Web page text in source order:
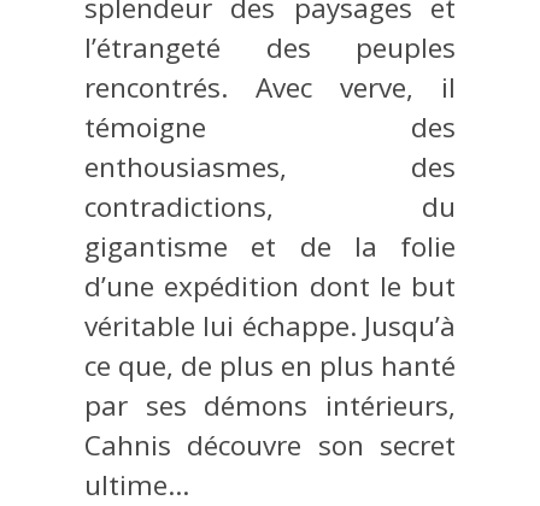
splendeur des paysages et
l’étrangeté des peuples
rencontrés. Avec verve, il
témoigne des
enthousiasmes, des
contradictions, du
gigantisme et de la folie
d’une expédition dont le but
véritable lui échappe. Jusqu’à
ce que, de plus en plus hanté
par ses démons intérieurs,
Cahnis découvre son secret
ultime…